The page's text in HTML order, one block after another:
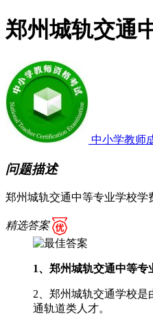
郑州城轨交通
中小学教师
问题描述
郑州城轨交通中等专业学校
精选答案
1、郑州城轨交通中等专
2、郑州城轨交通学校
通轨道类人才。